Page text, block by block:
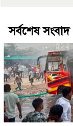
সর্বশেষ সংবাদ